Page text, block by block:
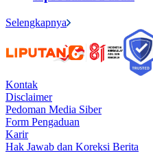
Selengkapnya
Kontak
Disclaimer
Pedoman Media Siber
Form Pengaduan
Karir
Hak Jawab dan Koreksi Berita